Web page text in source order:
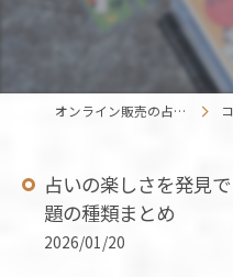
オンライン販売の占いカードはENISHIWORK コラム
占いの楽しさを発見
題の種類まとめ
2026/01/20